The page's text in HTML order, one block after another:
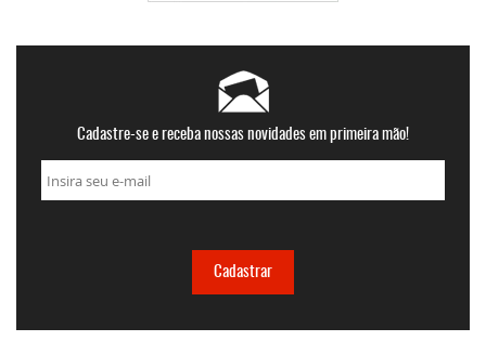
Cadastre-se e receba nossas novidades em primeira mão!